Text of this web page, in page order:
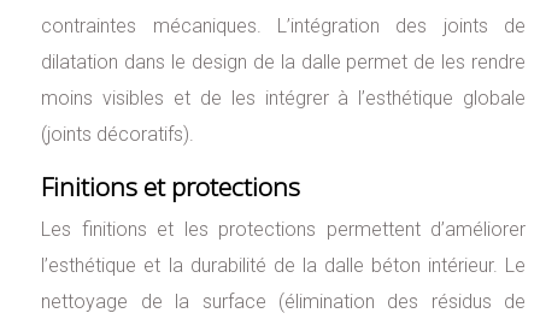
contraintes mécaniques. L’intégration des joints de
dilatation dans le design de la dalle permet de les rendre
moins visibles et de les intégrer à l’esthétique globale
(joints décoratifs).
Finitions et protections
Les finitions et les protections permettent d’améliorer
l’esthétique et la durabilité de la dalle béton intérieur. Le
nettoyage de la surface (élimination des résidus de